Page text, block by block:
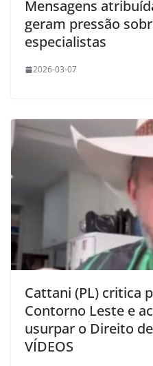
Mensagens
geram pressão
especialistas
2026-03-07
Cattani (PL) critica
Contorno Leste e
usurpar o Direito
VÍDEOS